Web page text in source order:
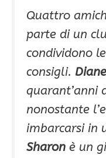
Quattro
parte di un
condividono
consigli. Diane
quarant’anni
nonostante
imbarcarsi in
Sharon è un